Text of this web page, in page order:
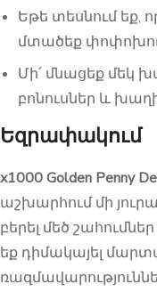
Եթե տեսնում եք,
մտածեք
Մի՛ մնացեք մեկ
բոնուսներ և
Եզրափակում
x1000 Golden Penny
աշխարհում մի
բերել մեծ
եք դիմակայել